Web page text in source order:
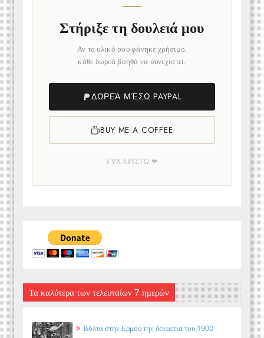
Στήριξε τη δουλειά μου
Αν το υλικό σου φάνηκε χρήσιμο,
κάθε δωρεά βοηθά να συνεχιστεί.
ΔΩΡΕΆ ΜΈΣΩ PAYPAL
BUY ME A COFFEE
ΕΥΧΑΡΙΣΤΏ ❤
Τα καλύτερα των τελευταίων 7 ημερών
Βόλτα στην Ερμού την δεκαετία του 1900